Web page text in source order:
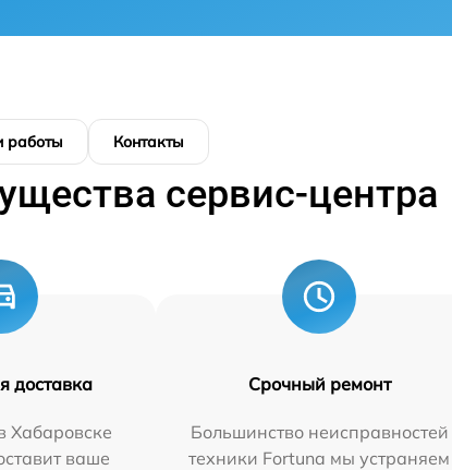
работы Контакты
сервис-центра
доставка
Хабаровске
ваше
Срочный ремонт
Большинство неисправностей
техники Fortuna мы устраняем